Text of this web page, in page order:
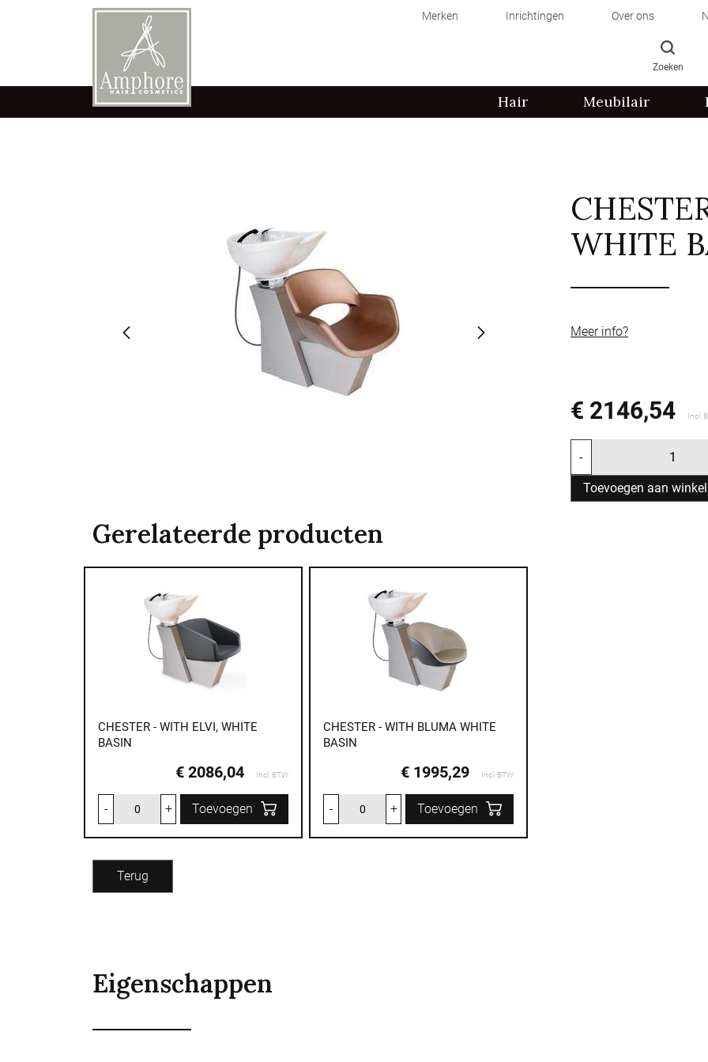
Merken Inrichtingen Over ons
Zoeken
Hair Meubilair
WHITE
Meer info?
€ 2146,54 Incl.
-
Toevoegen aan
Gerelateerde producten
CHESTER - WITH ELVI, WHITE
BASIN
€ 2086,04 Incl. BTW
- + Toevoegen
CHESTER - WITH BLUMA WHITE
BASIN
€ 1995,29 Incl. BTW
- + Toevoegen
Terug
Eigenschappen